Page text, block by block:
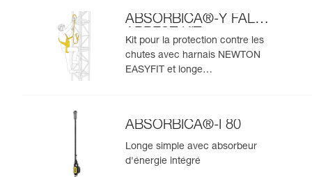
ABSORBICA®-Y FALL
ARREST KIT
Kit pour la protection contre les
chutes avec harnais NEWTON
EASYFIT et longe
ABSORBICA®-I 80
Longe simple avec absorbeur
d'énergie intégré